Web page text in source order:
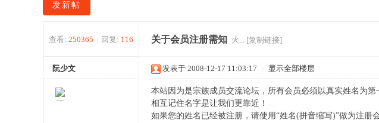
发新帖
查看: 250365 回复: 116 关于会员注册需知 火... [复制链接]
阮少文 发表于 2008-12-17 11:03:17 显示全部楼层
本站因为是宗族成员交流论坛，所有会员必须以真实姓名为
相互记住名字是让我们更靠近！
如果您的姓名已经被注册，请使用“姓名(拼音缩写)”做为注册